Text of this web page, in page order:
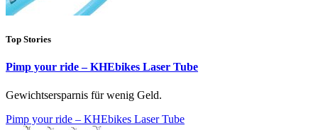
Top Stories
Pimp your ride – KHEbikes Laser Tube
Gewichtsersparnis für wenig Geld.
Pimp your ride – KHEbikes Laser Tube